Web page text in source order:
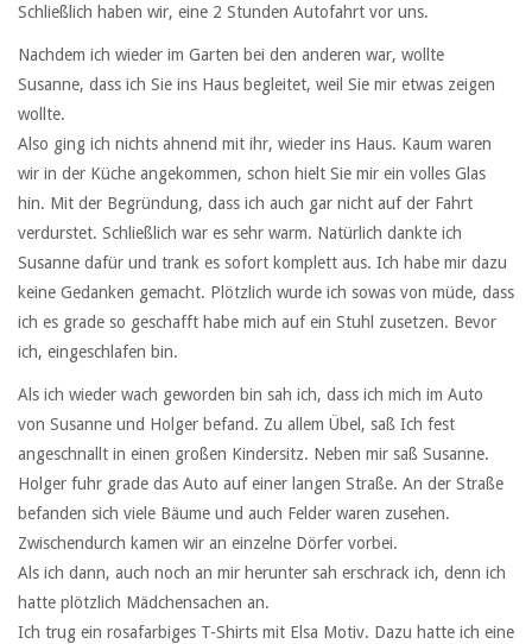
Schließlich haben wir, eine 2 Stunden Autofahrt vor uns.
Nachdem ich wieder im Garten bei den anderen war, wollte
Susanne, dass ich Sie ins Haus begleitet, weil Sie mir etwas zeigen
wollte.
Also ging ich nichts ahnend mit ihr, wieder ins Haus. Kaum waren
wir in der Küche angekommen, schon hielt Sie mir ein volles Glas
hin. Mit der Begründung, dass ich auch gar nicht auf der Fahrt
verdurstet. Schließlich war es sehr warm. Natürlich dankte ich
Susanne dafür und trank es sofort komplett aus. Ich habe mir dazu
keine Gedanken gemacht. Plötzlich wurde ich sowas von müde, dass
ich es grade so geschafft habe mich auf ein Stuhl zusetzen. Bevor
ich, eingeschlafen bin.
Als ich wieder wach geworden bin sah ich, dass ich mich im Auto
von Susanne und Holger befand. Zu allem Übel, saß Ich fest
angeschnallt in einen großen Kindersitz. Neben mir saß Susanne.
Holger fuhr grade das Auto auf einer langen Straße. An der Straße
befanden sich viele Bäume und auch Felder waren zusehen.
Zwischendurch kamen wir an einzelne Dörfer vorbei.
Als ich dann, auch noch an mir herunter sah erschrack ich, denn ich
hatte plötzlich Mädchensachen an.
Ich trug ein rosafarbiges T-Shirts mit Elsa Motiv. Dazu hatte ich eine